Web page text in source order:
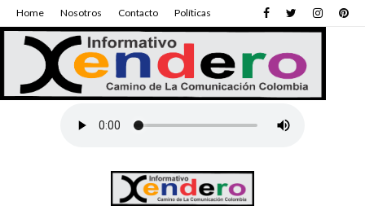
Home Nosotros Contacto Políticas